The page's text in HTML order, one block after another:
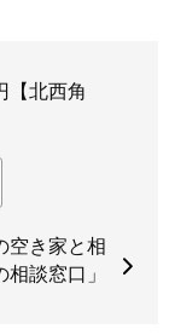
【北西角
空き家と相
相談窓口」